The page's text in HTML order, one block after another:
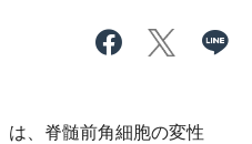
、脊髄前角細胞の変性